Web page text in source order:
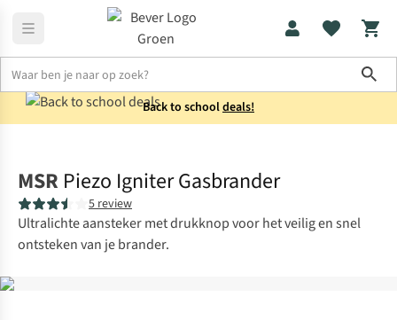
Back to schooldeals!
MSR Piezo Igniter Gasbrander
5 review
Ultralichte aansteker met drukknop voor het veilig en snel
ontsteken van je brander.